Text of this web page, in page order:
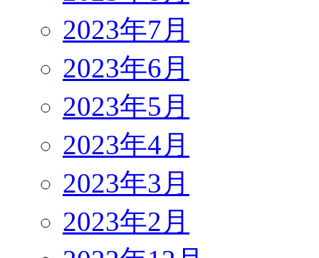
2023年7月
2023年6月
2023年5月
2023年4月
2023年3月
2023年2月